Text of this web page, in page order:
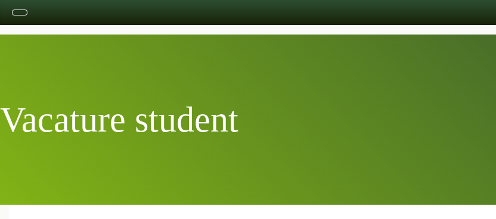
Vacature student